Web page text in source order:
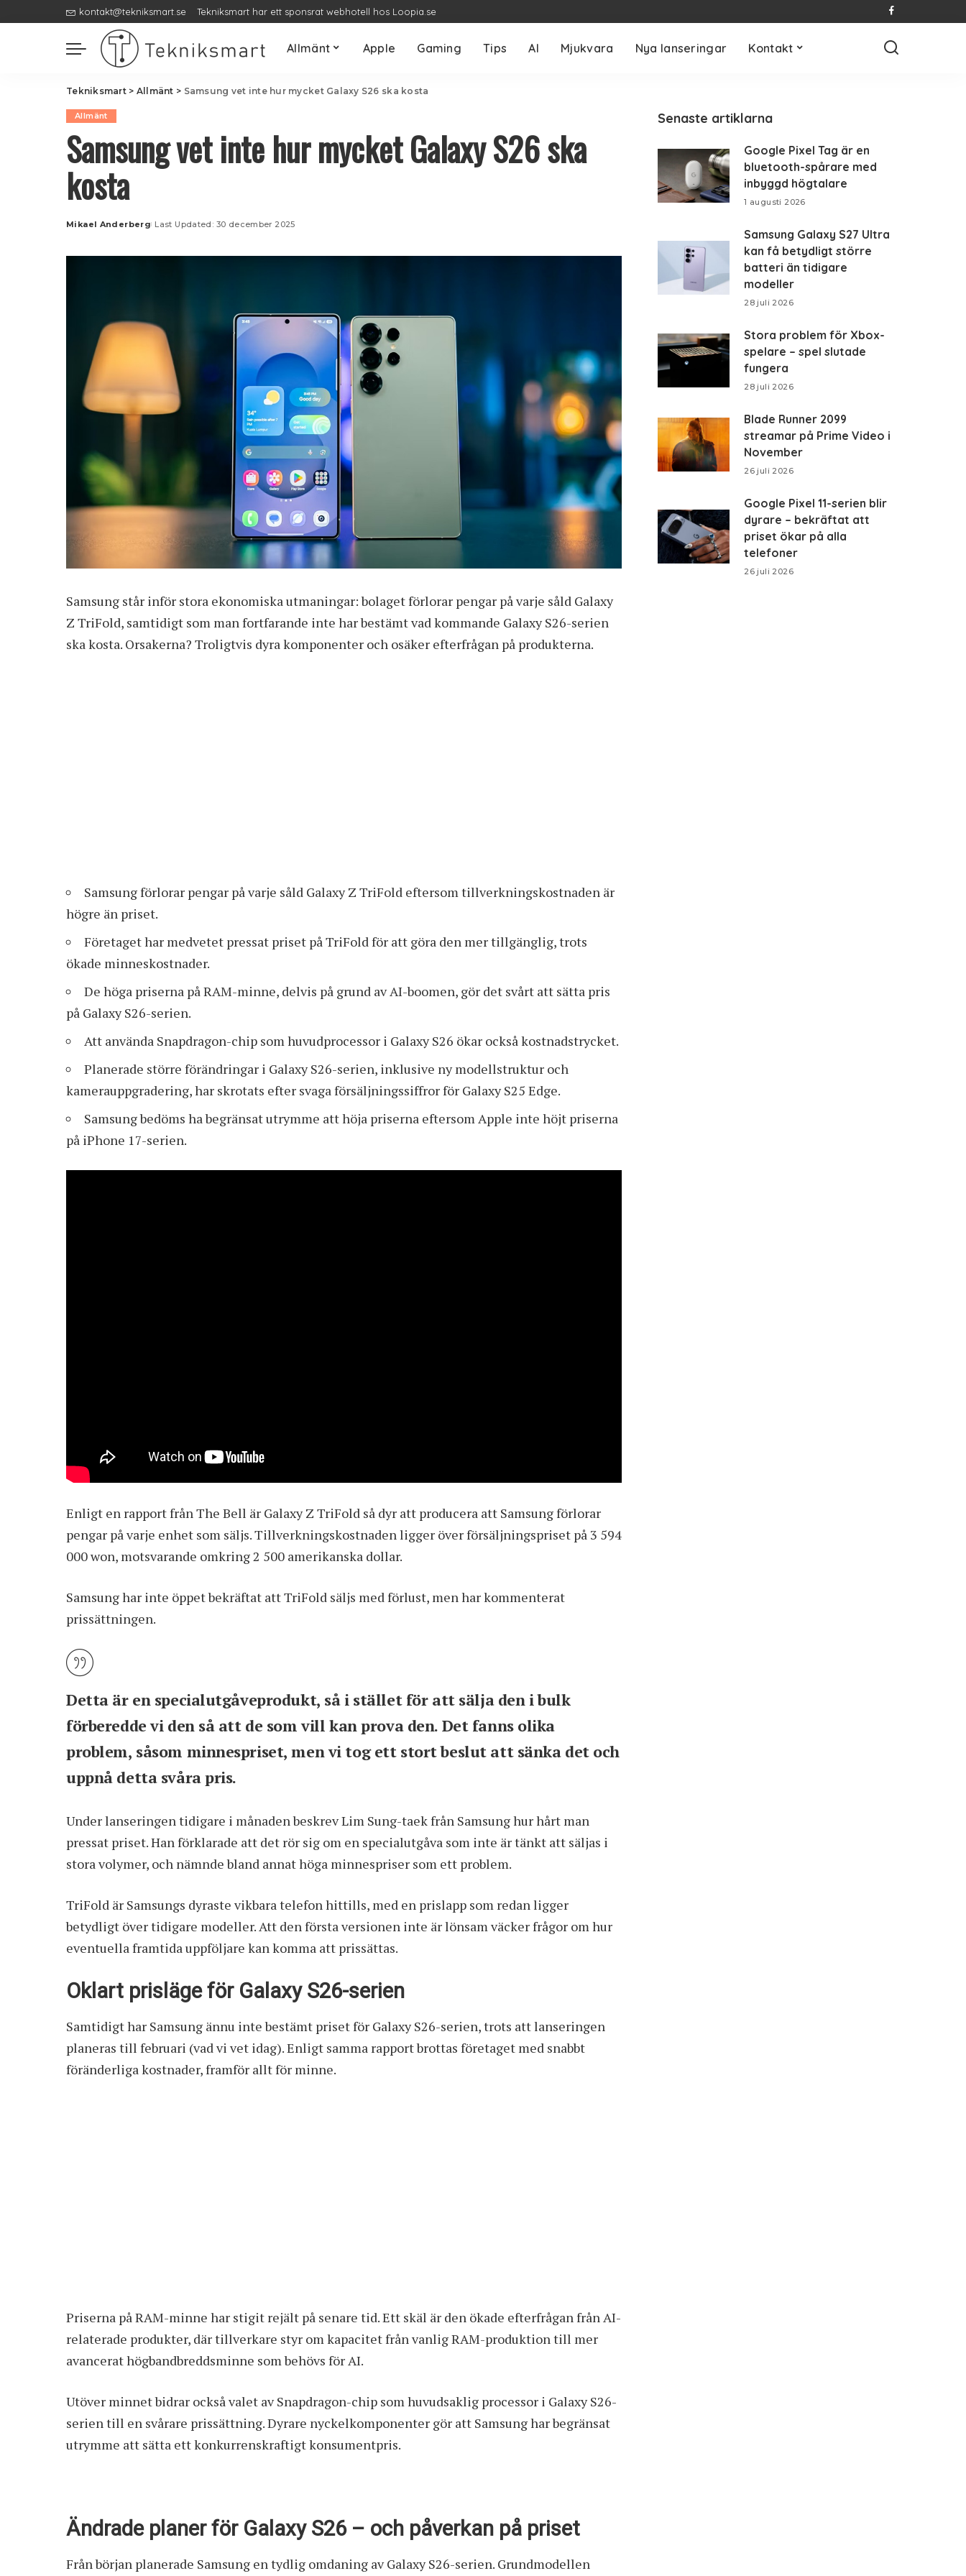
kontakt@tekniksmart.se Tekniksmart har ett sponsrat webhotell hos Loopia.se
Allmänt Apple Gaming Tips AI Mjukvara Nya lanseringar Kontakt
Tekniksmart> Allmänt > Samsung vet inte hur mycket Galaxy S26 ska kosta
Allmänt
Samsung vet inte hur mycket Galaxy S26 ska
kosta
Posted
Mikael Anderberg Last Updated: 30 december 2025
Samsung står inför stora ekonomiska utmaningar: bolaget förlorar pengar på varje såld Galaxy
Z TriFold, samtidigt som man fortfarande inte har bestämt vad kommande Galaxy S26-serien
ska kosta. Orsakerna? Troligtvis dyra komponenter och osäker efterfrågan på produkterna.
Samsung förlorar pengar på varje såld Galaxy Z TriFold eftersom tillverkningskostnaden är
högre än priset.
Företaget har medvetet pressat priset på TriFold för att göra den mer tillgänglig, trots
ökade minneskostnader.
De höga priserna på RAM-minne, delvis på grund av AI-boomen, gör det svårt att sätta pris
på Galaxy S26-serien.
Att använda Snapdragon-chip som huvudprocessor i Galaxy S26 ökar också kostnadstrycket.
Planerade större förändringar i Galaxy S26-serien, inklusive ny modellstruktur och
kamerauppgradering, har skrotats efter svaga försäljningssiffror för Galaxy S25 Edge.
Samsung bedöms ha begränsat utrymme att höja priserna eftersom Apple inte höjt priserna
på iPhone 17-serien.
Enligt en rapport från The Bell är Galaxy Z TriFold så dyr att producera att Samsung förlorar
pengar på varje enhet som säljs. Tillverkningskostnaden ligger över försäljningspriset på 3 594
000 won, motsvarande omkring 2 500 amerikanska dollar.
Samsung har inte öppet bekräftat att TriFold säljs med förlust, men har kommenterat
prissättningen.
Detta är en specialutgåveprodukt, så i stället för att sälja den i bulk
förberedde vi den så att de som vill kan prova den. Det fanns olika
problem, såsom minnespriset, men vi tog ett stort beslut att sänka det och
uppnå detta svåra pris.
Under lanseringen tidigare i månaden beskrev Lim Sung-taek från Samsung hur hårt man
pressat priset. Han förklarade att det rör sig om en specialutgåva som inte är tänkt att säljas i
stora volymer, och nämnde bland annat höga minnespriser som ett problem.
TriFold är Samsungs dyraste vikbara telefon hittills, med en prislapp som redan ligger
betydligt över tidigare modeller. Att den första versionen inte är lönsam väcker frågor om hur
eventuella framtida uppföljare kan komma att prissättas.
Oklart prisläge för Galaxy S26-serien
Samtidigt har Samsung ännu inte bestämt priset för Galaxy S26-serien, trots att lanseringen
planeras till februari (vad vi vet idag). Enligt samma rapport brottas företaget med snabbt
föränderliga kostnader, framför allt för minne.
Priserna på RAM-minne har stigit rejält på senare tid. Ett skäl är den ökade efterfrågan från AI-
relaterade produkter, där tillverkare styr om kapacitet från vanlig RAM-produktion till mer
avancerat högbandbreddsminne som behövs för AI.
Utöver minnet bidrar också valet av Snapdragon-chip som huvudsaklig processor i Galaxy S26-
serien till en svårare prissättning. Dyrare nyckelkomponenter gör att Samsung har begränsat
utrymme att sätta ett konkurrenskraftigt konsumentpris.
Ändrade planer för Galaxy S26 – och påverkan på priset
Från början planerade Samsung en tydlig omdaning av Galaxy S26-serien. Grundmodellen
Senaste artiklarna
Google Pixel Tag är en
bluetooth-spårare med
inbyggd högtalare
1 augusti 2026
Samsung Galaxy S27 Ultra
kan få betydligt större
batteri än tidigare
modeller
28 juli 2026
Stora problem för Xbox-
spelare – spel slutade
fungera
28 juli 2026
Blade Runner 2099
streamar på Prime Video i
November
26 juli 2026
Google Pixel 11-serien blir
dyrare – bekräftat att
priset ökar på alla
telefoner
26 juli 2026